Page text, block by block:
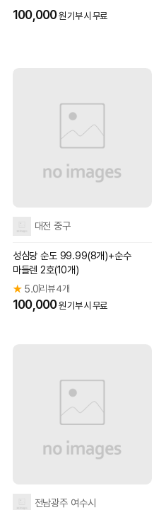
100,000원 기부 시 무료
대전 중구
성심당 순도 99.99(8개)+순수
마들렌 2호(10개)
★5.0 리뷰 4개
100,000원 기부 시 무료
전남광주 여수시